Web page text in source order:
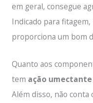
em geral, consegue
Indicado para
proporciona um bom
Quanto aos
tem ação
Além disso, não